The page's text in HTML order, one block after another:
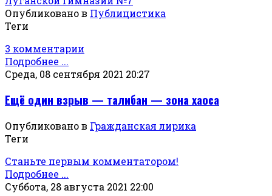
Опубликовано в Публицистика
Теги
3 комментарии
Подробнее ...
Среда, 08 сентября 2021 20:27
Ещё один взрыв — талибан — зона хаоса
Опубликовано в Гражданская лирика
Теги
Станьте первым комментатором!
Подробнее ...
Суббота, 28 августа 2021 22:00